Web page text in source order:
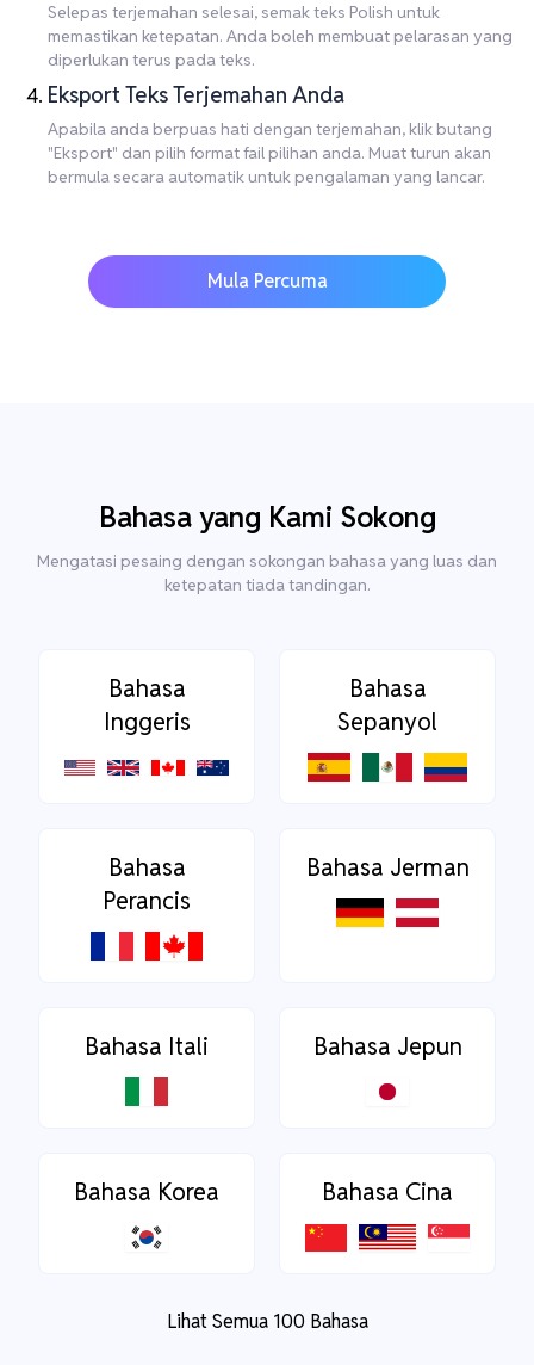
Selepas terjemahan selesai, semak teks Polish untuk
memastikan ketepatan. Anda boleh membuat pelarasan yang
diperlukan terus pada teks.
Eksport Teks Terjemahan Anda
Apabila anda berpuas hati dengan terjemahan, klik butang
"Eksport" dan pilih format fail pilihan anda. Muat turun akan
bermula secara automatik untuk pengalaman yang lancar.
Mula Percuma
Bahasa yang Kami Sokong
Mengatasi pesaing dengan sokongan bahasa yang luas dan
ketepatan tiada tandingan.
Bahasa
Inggeris
Bahasa
Sepanyol
Bahasa
Perancis
Bahasa Jerman
Bahasa Itali Bahasa Jepun
Bahasa Korea Bahasa Cina
Lihat Semua 100 Bahasa